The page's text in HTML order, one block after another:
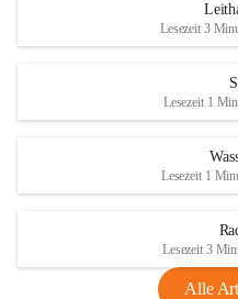
Maßnahmen zur
Rebe und der
Anhang VBl. EU Nr. 18
1 Seite•1,4 MB
VBl. EU Nr. 18_2026
Lesezeit 3
Lesezeit 1
Lesezeit 1
Lesezeit 3
Alle